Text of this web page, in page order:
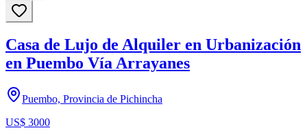
Casa de Lujo de Alquiler en Urbanización
en Puembo Vía Arrayanes
Puembo, Provincia de Pichincha
US$ 3000